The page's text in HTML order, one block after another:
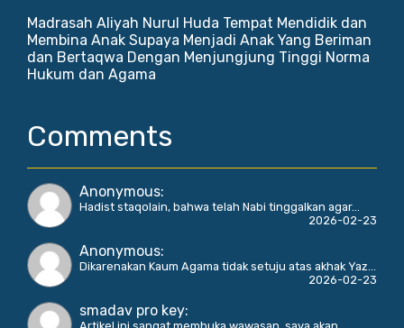
Madrasah Aliyah Nurul Huda Tempat Mendidik dan
Membina Anak Supaya Menjadi Anak Yang Beriman
dan Bertaqwa Dengan Menjungjung Tinggi Norma
Hukum dan Agama
Comments
Anonymous:
Hadist staqolain, bahwa telah Nabi tinggalkan agar...
2026-02-23
Anonymous:
Dikarenakan Kaum Agama tidak setuju atas akhak Yaz...
2026-02-23
smadav pro key: